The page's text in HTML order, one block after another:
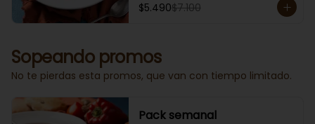
$5.490$7.100
Sopeando promos
No te pierdas esta promos, que van con tiempo limitado.
Pack semanal